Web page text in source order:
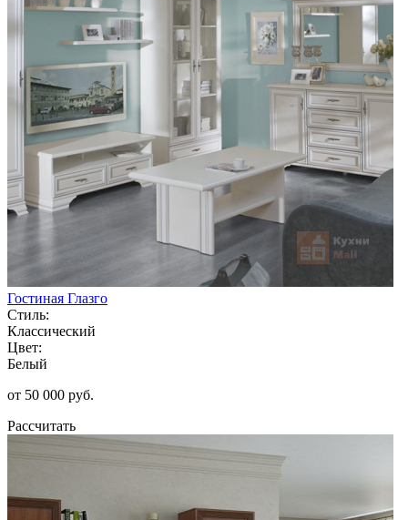
Гостиная Глазго
Стиль:
Классический
Цвет:
Белый
от 50 000 руб.
Рассчитать